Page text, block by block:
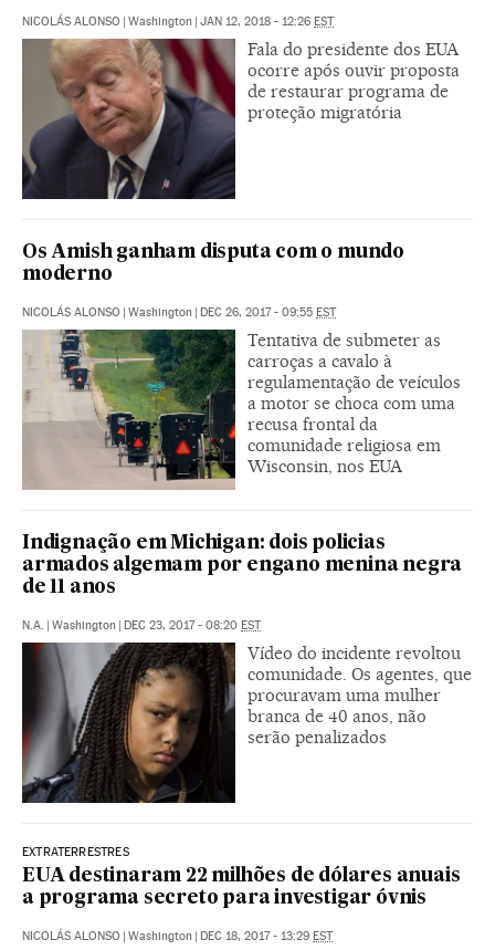
NICOLÁS ALONSO | Washington | JAN 12, 2018 - 12:26 EST
Fala do presidente dos EUA
ocorre após ouvir proposta
de restaurar programa de
proteção migratória
Os Amish ganham disputa com o mundo
moderno
NICOLÁS ALONSO | Washington | DEC 26, 2017 - 09:55 EST
Tentativa de submeter as
carroças a cavalo à
regulamentação de veículos
a motor se choca com uma
recusa frontal da
comunidade religiosa em
Wisconsin, nos EUA
Indignação em Michigan: dois policias
armados algemam por engano menina negra
de 11 anos
N.A. | Washington | DEC 23, 2017 - 08:20 EST
Vídeo do incidente revoltou
comunidade. Os agentes, que
procuravam uma mulher
branca de 40 anos, não
serão penalizados
EXTRATERRESTRES
EUA destinaram 22 milhões de dólares anuais
a programa secreto para investigar óvnis
NICOLÁS ALONSO | Washington | DEC 18, 2017 - 13:29 EST